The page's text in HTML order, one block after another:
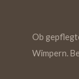
Ob
Wimpern.